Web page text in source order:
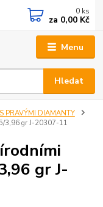
Menu
Hledat
0 ks
za 0,00 Kč
PRAVÝMI DIAMANTY
3,96 gr J-20307-11
gr J-